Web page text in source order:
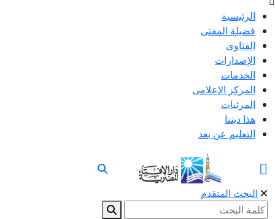
الرئيسية
فضيلة المفتى
الفتاوى
الإصدارات
الخدمات
المركز الإعلامى
المرئيات
هذا ديننا
التعليم عن بعد
البحث المتقدم